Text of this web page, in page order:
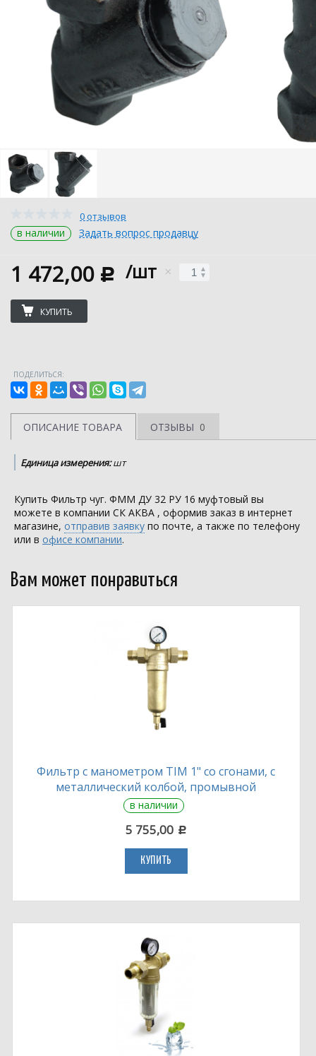
0 отзывов
в наличии Задать вопрос продавцу
1 472,00 c /шт
КУПИТЬ
ПОДЕЛИТЬСЯ:
ОПИСАНИЕ ТОВАРА ОТЗЫВЫ 0
Единица измерения:шт
Купить Фильтр чуг. ФММ ДУ 32 РУ 16 муфтовый вы
можете в компании СК АКВА , оформив заказ в интернет
магазине, отправив заявку по почте, а также по телефону
или в офисе компании.
Вам может понравиться
Фильтр с манометром TIM 1" со сгонами, с
металлический колбой, промывной
в наличии
5 755,00 c
КУПИТЬ